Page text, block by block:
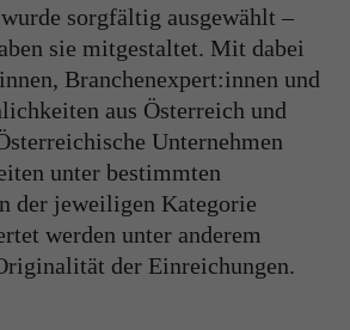
sorgfältig ausgewählt –
sie mitgestaltet. Mit dabei
Branchenexpert:innen und
aus Österreich und
Unternehmen
unter bestimmten
der jeweiligen Kategorie
werden unter anderem
der Einreichungen.